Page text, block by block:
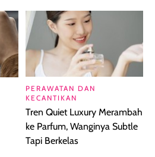
PERAWATAN DAN
KECANTIKAN
Tren Quiet Luxury Merambah
ke Parfum, Wanginya Subtle
Tapi Berkelas